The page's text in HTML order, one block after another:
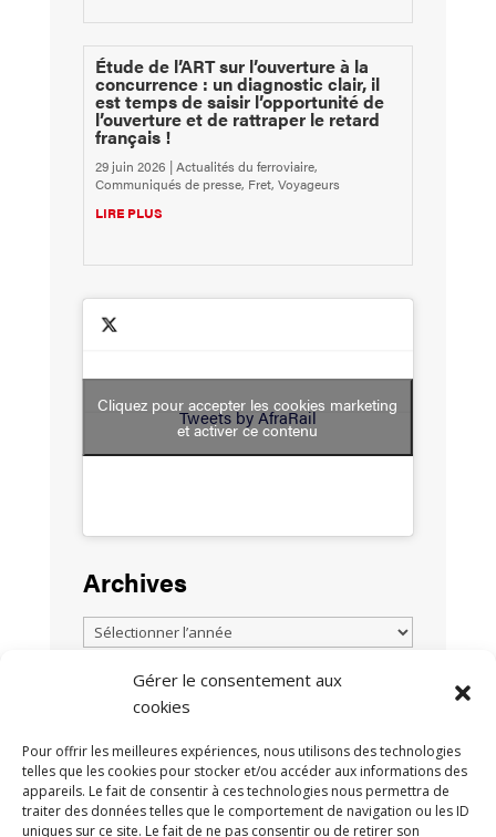
Gérer le consentement aux
cookies
Pour offrir les meilleures expériences, nous utilisons des technologies
telles que les cookies pour stocker et/ou accéder aux informations des
appareils. Le fait de consentir à ces technologies nous permettra de
traiter des données telles que le comportement de navigation ou les ID
uniques sur ce site. Le fait de ne pas consentir ou de retirer son
Étude de l’ART sur l’ouverture à la
concurrence : un diagnostic clair, il
est temps de saisir l’opportunité de
l’ouverture et de rattraper le retard
français !
29 juin 2026 |Actualités du ferroviaire,
Communiqués de presse, Fret, Voyageurs
LIRE PLUS
Tweets by AfraRail
Cliquez pour accepter les cookies marketing
et activer ce contenu
Archives
TOUTES LES ACTUALITÉS